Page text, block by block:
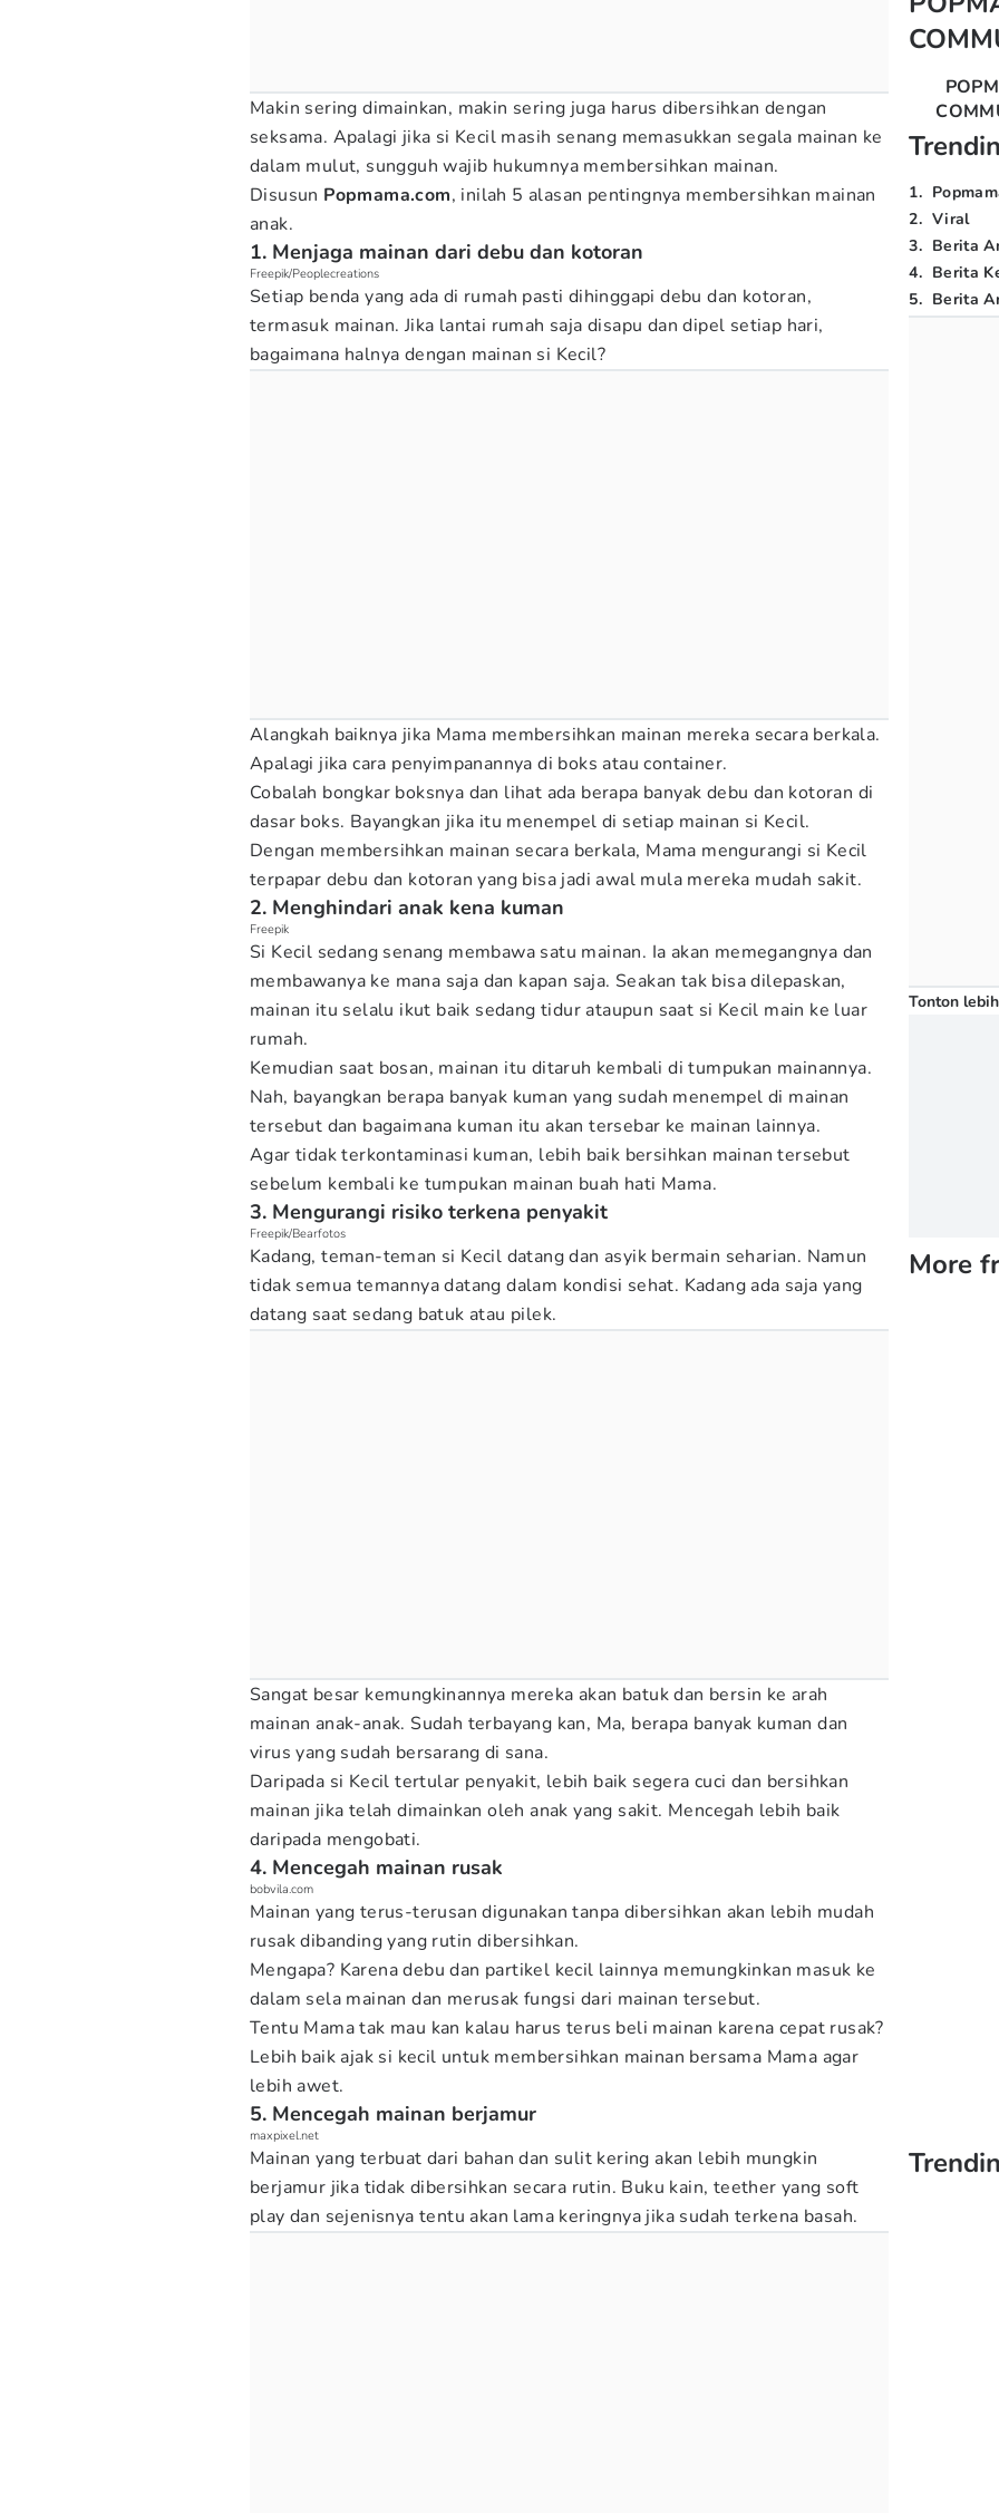
Makin sering dimainkan, makin sering juga harus dibersihkan dengan
seksama. Apalagi jika si Kecil masih senang memasukkan segala mainan ke
dalam mulut, sungguh wajib hukumnya membersihkan mainan.
Disusun Popmama.com, inilah 5 alasan pentingnya membersihkan mainan
anak.
1. Menjaga mainan dari debu dan kotoran
Freepik/Peoplecreations
Setiap benda yang ada di rumah pasti dihinggapi debu dan kotoran,
termasuk mainan. Jika lantai rumah saja disapu dan dipel setiap hari,
bagaimana halnya dengan mainan si Kecil?
Alangkah baiknya jika Mama membersihkan mainan mereka secara berkala.
Apalagi jika cara penyimpanannya di boks atau container.
Cobalah bongkar boksnya dan lihat ada berapa banyak debu dan kotoran di
dasar boks. Bayangkan jika itu menempel di setiap mainan si Kecil.
Dengan membersihkan mainan secara berkala, Mama mengurangi si Kecil
terpapar debu dan kotoran yang bisa jadi awal mula mereka mudah sakit.
2. Menghindari anak kena kuman
Freepik
Si Kecil sedang senang membawa satu mainan. Ia akan memegangnya dan
membawanya ke mana saja dan kapan saja. Seakan tak bisa dilepaskan,
mainan itu selalu ikut baik sedang tidur ataupun saat si Kecil main ke luar
rumah.
Kemudian saat bosan, mainan itu ditaruh kembali di tumpukan mainannya.
Nah, bayangkan berapa banyak kuman yang sudah menempel di mainan
tersebut dan bagaimana kuman itu akan tersebar ke mainan lainnya.
Agar tidak terkontaminasi kuman, lebih baik bersihkan mainan tersebut
sebelum kembali ke tumpukan mainan buah hati Mama.
3. Mengurangi risiko terkena penyakit
Freepik/Bearfotos
Kadang, teman-teman si Kecil datang dan asyik bermain seharian. Namun
tidak semua temannya datang dalam kondisi sehat. Kadang ada saja yang
datang saat sedang batuk atau pilek.
Sangat besar kemungkinannya mereka akan batuk dan bersin ke arah
mainan anak-anak. Sudah terbayang kan, Ma, berapa banyak kuman dan
virus yang sudah bersarang di sana.
Daripada si Kecil tertular penyakit, lebih baik segera cuci dan bersihkan
mainan jika telah dimainkan oleh anak yang sakit. Mencegah lebih baik
daripada mengobati.
4. Mencegah mainan rusak
bobvila.com
Mainan yang terus-terusan digunakan tanpa dibersihkan akan lebih mudah
rusak dibanding yang rutin dibersihkan.
Mengapa? Karena debu dan partikel kecil lainnya memungkinkan masuk ke
dalam sela mainan dan merusak fungsi dari mainan tersebut.
Tentu Mama tak mau kan kalau harus terus beli mainan karena cepat rusak?
Lebih baik ajak si kecil untuk membersihkan mainan bersama Mama agar
lebih awet.
5. Mencegah mainan berjamur
maxpixel.net
Mainan yang terbuat dari bahan dan sulit kering akan lebih mungkin
berjamur jika tidak dibersihkan secara rutin. Buku kain, teether yang soft
play dan sejenisnya tentu akan lama keringnya jika sudah terkena basah.
1.
2. Viral
3. Berita
4. Berita
5. Berita
Tonton
More